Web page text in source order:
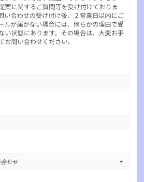
案に関するご質問等を受け付けておりま
い合わせの受け付け後、２営業日以内にご
ルが届かない場合には、何らかの理由で受
い状態にあります。その場合は、大変お手
お問い合わせください。
わせ